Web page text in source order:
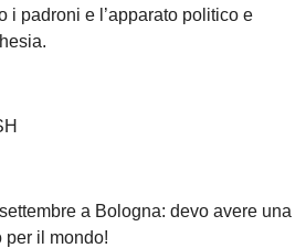
i padroni e l’apparato politico e
a Bologna: devo avere una
per il mondo!